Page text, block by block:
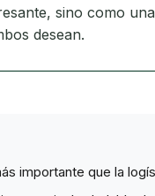
sino como
desean.
importante que la